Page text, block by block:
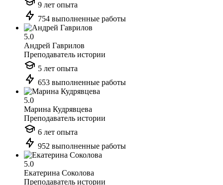
9 лет опыта
754 выполненные работы
5.0
Андрей Гаврилов
Преподаватель истории
5 лет опыта
653 выполненные работы
5.0
Марина Кудрявцева
Преподаватель истории
6 лет опыта
952 выполненные работы
5.0
Екатерина Соколова
Преподаватель истории